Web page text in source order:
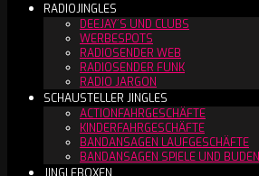
RADIOJINGLES
DEEJAY´S UND CLUBS
WERBESPOTS
RADIOSENDER WEB
RADIOSENDER FUNK
RADIO JARGON
SCHAUSTELLER JINGLES
ACTIONFAHRGESCHÄFTE
KINDERFAHRGESCHÄFTE
BANDANSAGEN LAUFGESCHÄFTE
BANDANSAGEN SPIELE UND BUDEN